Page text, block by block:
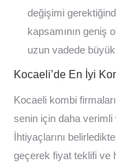
değişimi
kapsamının geniş
uzun vadede
Kocaeli’de En İyi
Kocaeli kombi
senin için daha verimli
İhtiyaçlarını
geçerek fiyat teklifi ve